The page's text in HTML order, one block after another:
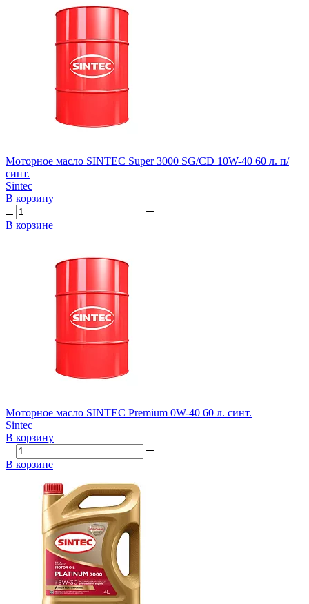
Моторное масло SINTEC Super 3000 SG/CD 10W-40 60 л. п/
синт.
Sintec
В корзину
В корзине
Моторное масло SINTEC Premium 0W-40 60 л. синт.
Sintec
В корзину
В корзине